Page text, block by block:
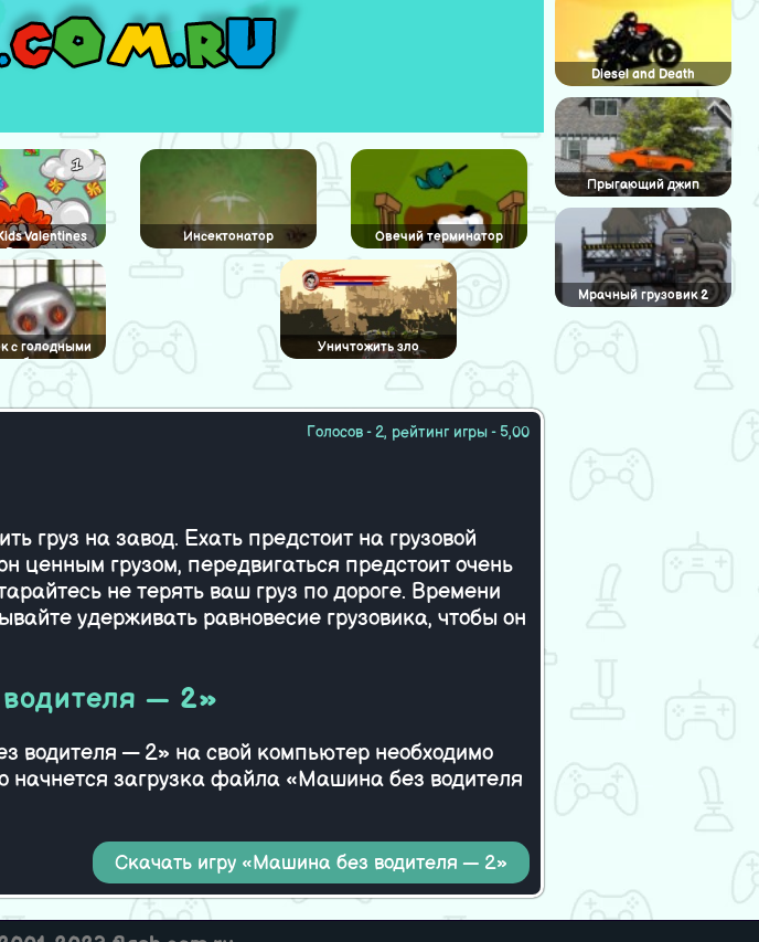
Valentines
Day
Инсектонатор Овечий терминатор
с голодными
Уничтожить зло
Голосов - 2, рейтинг игры - 5,00
груз на завод. Ехать предстоит на грузовой
грузом, передвигаться предстоит очень
не терять ваш груз по дороге. Времени
удерживать равновесие грузовика, чтобы он
— 2»
водителя — 2» на свой компьютер необходимо
начнется загрузка файла «Машина без водителя
Скачать игру «Машина без водителя — 2»
Diesel and Death
Прыгающий джип
Мрачный грузовик 2